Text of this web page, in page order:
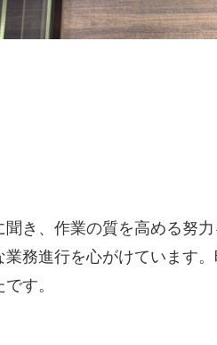
き、作業の質を高める努
務進行を心がけています
す。